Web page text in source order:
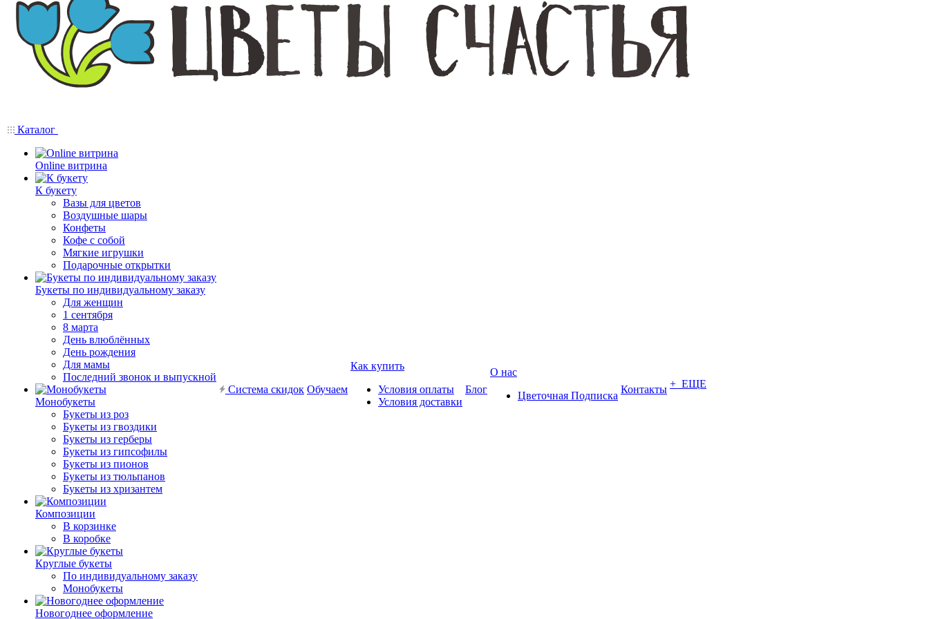
Каталог
Online витрина
К букету
Вазы для цветов
Воздушные шары
Конфеты
Кофе с собой
Мягкие игрушки
Подарочные открытки
Букеты по индивидуальному заказу
Для женщин
1 сентября
8 марта
День влюблённых
День рождения
Для мамы
Последний звонок и выпускной
Монобукеты
Букеты из роз
Букеты из гвоздики
Букеты из герберы
Букеты из гипсофилы
Букеты из пионов
Букеты из тюльпанов
Букеты из хризантем
Композиции
В корзинке
В коробке
Круглые букеты
По индивидуальному заказу
Монобукеты
Новогоднее оформление
Система скидок Обучаем
Как купить
Условия оплаты
Условия доставки
Блог
О нас
Цветочная Подписка
Контакты + ЕЩЕ